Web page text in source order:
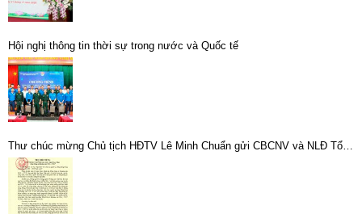
Hội nghị thông tin thời sự trong nước và Quốc tế
Thư chúc mừng Chủ tịch HĐTV Lê Minh Chuẩn gửi CBCNV và NLĐ Tổng
công ty Khoáng sản TKV – CTCP